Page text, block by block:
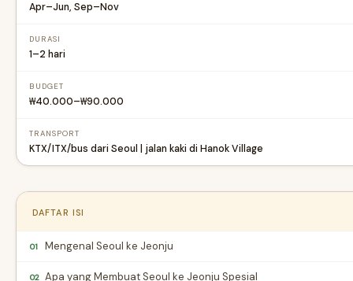
Apr–Jun, Sep–Nov
DURASI
1–2 hari
BUDGET
₩40.000–₩90.000
TRANSPORT
KTX/ITX/bus dari Seoul | jalan kaki di Hanok Village
DAFTAR ISI
01 Mengenal Seoul ke Jeonju
02 Apa yang Membuat Seoul ke Jeonju Spesial